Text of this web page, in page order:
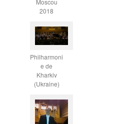
Moscou
2018
Philharmoni
e de
Kharkiv
(Ukraine)